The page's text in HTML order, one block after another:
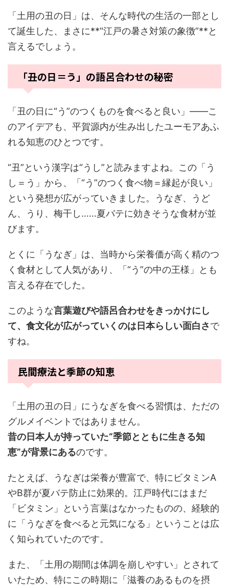
「土用の丑の日」は、そんな時代の生活の一部とし
て誕生した、まさに**“江戸の暑さ対策の象徴”**と
言えるでしょう。
「丑の日＝う」の語呂合わせの秘密
「丑の日に“う”のつくものを食べると良い」――こ
のアイデアも、平賀源内が生み出したユーモアあふ
れる知恵のひとつです。
“丑”という漢字は“うし”と読みますよね。この「う
し＝う」から、「“う”のつく食べ物＝縁起が良い」
という発想が広がっていきました。うなぎ、うど
ん、うり、梅干し……夏バテに効きそうな食材が並
びます。
とくに「うなぎ」は、当時から栄養価が高く精のつ
く食材として人気があり、「“う”の中の王様」とも
言える存在でした。
このような言葉遊びや語呂合わせをきっかけにし
て、食文化が広がっていくのは日本らしい面白さで
すね。
民間療法と季節の知恵
「土用の丑の日」にうなぎを食べる習慣は、ただの
グルメイベントではありません。
昔の日本人が持っていた“季節とともに生きる知
恵”が背景にあるのです。
たとえば、うなぎは栄養が豊富で、特にビタミンA
やB群が夏バテ防止に効果的。江戸時代にはまだ
「ビタミン」という言葉はなかったものの、経験的
に「うなぎを食べると元気になる」ということは広
く知られていたのです。
また、「土用の期間は体調を崩しやすい」とされて
いたため、特にこの時期に「滋養のあるものを摂